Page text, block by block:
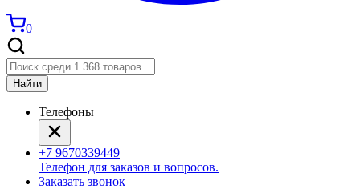
0
Найти
Телефоны
+7 9670339449
Телефон для заказов и вопросов.
Заказать звонок